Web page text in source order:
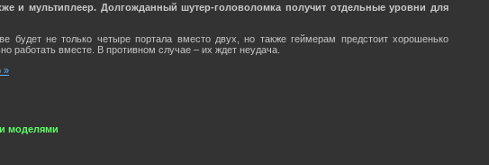
и мультиплеер. Долгожданный шутер-головоломка получит отдельные уровни для
будет не только четыре портала вместо двух, но также геймерам предстоит хорошенько
работать вместе. В противном случае – их ждет неудача.
»
моделями